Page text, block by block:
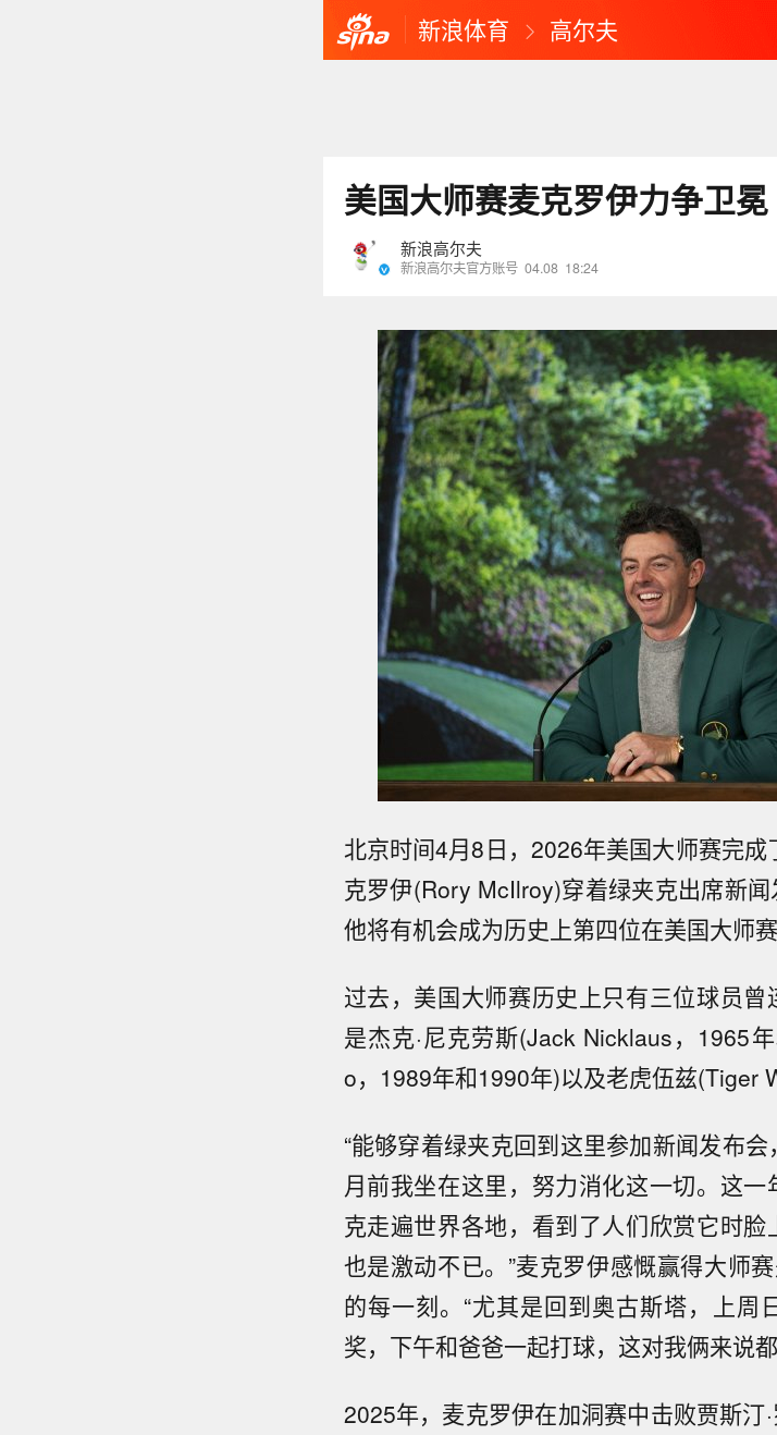
新浪体育 高尔夫
美国大师赛麦克罗伊力争卫
新浪高尔夫
新浪高尔夫官方账号 04.08 18:24
北京时间4月8日，2026年美国大师赛完成
克罗伊(Rory McIlroy)穿着绿夹克出席新闻
他将有机会成为历史上第四位在美国大师
过去，美国大师赛历史上只有三位球员
是杰克·尼克劳斯(Jack Nicklaus，1965
o，1989年和1990年)以及老虎伍兹(Tiger
“能够穿着绿夹克回到这里参加新闻发布
月前我坐在这里，努力消化这一切。这
克走遍世界各地，看到了人们欣赏它时
也是激动不已。”麦克罗伊感慨赢得大师
的每一刻。“尤其是回到奥古斯塔，上周
奖，下午和爸爸一起打球，这对我俩来说
2025年，麦克罗伊在加洞赛中击败贾斯